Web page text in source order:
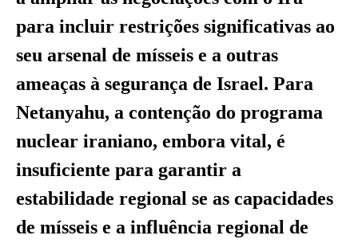
para incluir restrições significativas ao
seu arsenal de mísseis e a outras
ameaças à segurança de Israel. Para
Netanyahu, a contenção do programa
nuclear iraniano, embora vital, é
insuficiente para garantir a
estabilidade regional se as capacidades
de mísseis e a influência regional de